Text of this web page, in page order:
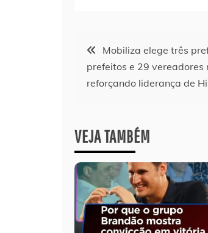
Navegação
de
Mobiliza elege três
prefeitos e 29 vereadores
reforçando liderança de
VEJA TAMBÉM